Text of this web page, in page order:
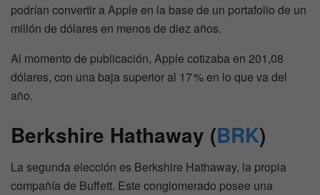
podrían convertir a Apple en la base de un portafolio de un
millón de dólares en menos de diez años.
Al momento de publicación, Apple cotizaba en 201,08
dólares, con una baja superior al 17 % en lo que va del
año.
Berkshire Hathaway (BRK)
La segunda elección es Berkshire Hathaway, la propia
compañía de Buffett. Este conglomerado posee una